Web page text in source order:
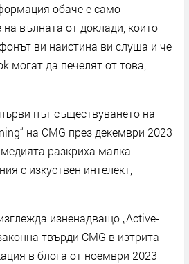
обаче е само
на вълната от доклади, които
ви наистина ви слуша и че
могат да печелят от това,
път съществуването на
на CMG през декември 2023
разкриха малка
с изкуствен интелект,
изненадващо „Active-
твърди CMG в изтрита
в блога от ноември 2023